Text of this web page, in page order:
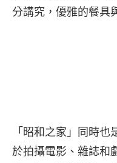
分講究，優雅的餐具
「昭和之家」同時
於拍攝電影、雜誌和